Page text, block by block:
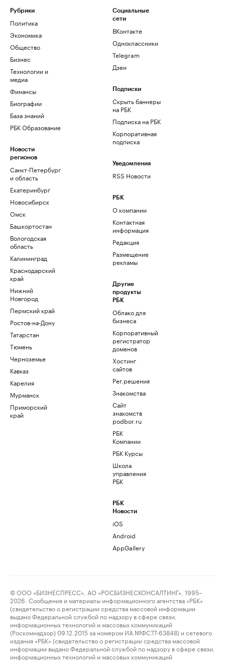
Рубрики
Политика
Экономика
Общество
Бизнес
Технологии и
медиа
Финансы
Биографии
База знаний
РБК Образование
Новости
регионов
Санкт-Петербург
и область
Екатеринбург
Новосибирск
Омск
Башкортостан
Вологодская
область
Калининград
Краснодарский
край
Нижний
Новгород
Пермский край
Ростов-на-Дону
Татарстан
Тюмень
Черноземье
Кавказ
Карелия
Мурманск
Приморский
край
Социальные
сети
ВКонтакте
Одноклассники
Telegram
Дзен
Подписки
Скрыть баннеры
на РБК
Подписка на РБК
Корпоративная
подписка
Уведомления
RSS Новости
РБК
О компании
Контактная
информация
Редакция
Размещение
рекламы
Другие
продукты
РБК
Облако для
бизнеса
Корпоративный
регистратор
доменов
Хостинг
сайтов
Рег.решения
Знакомства
Сайт
знакомств
podbor.ru
РБК
Компании
РБК Курсы
Школа
управления
РБК
РБК
Новости
iOS
Android
AppGallery
© ООО «БИЗНЕСПРЕСС», АО «РОСБИЗНЕСКОНСАЛТИНГ», 1995–
2026. Сообщения и материалы информационного агентства «РБК»
(свидетельство о регистрации средства массовой информации
выдано Федеральной службой по надзору в сфере связи,
информационных технологий и массовых коммуникаций
(Роскомнадзор) 09.12.2015 за номером ИА №ФС77-63848) и сетевого
издания «РБК» (свидетельство о регистрации средства массовой
информации выдано Федеральной службой по надзору в сфере связи,
информационных технологий и массовых коммуникаций